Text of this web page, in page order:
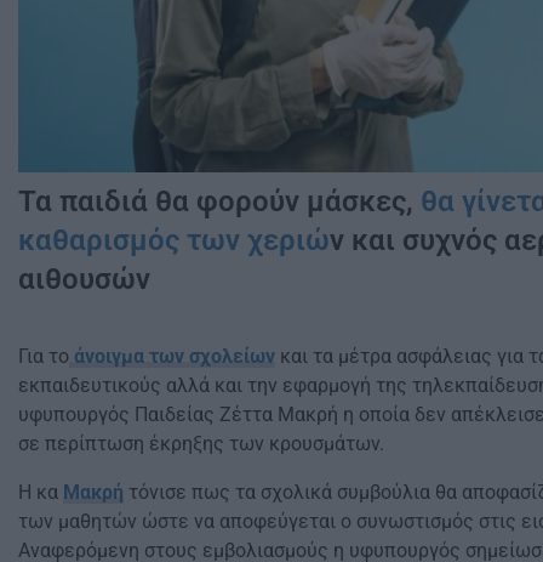
Τα παιδιά θα φορούν μάσκες, θα
καθαρισμός των χεριών και συχνός
αιθουσών
Για το άνοιγμα των σχολείων και τα μέτρα ασφάλειας για
εκπαιδευτικούς αλλά και την εφαρμογή της
υφυπουργός Παιδείας Ζέττα Μακρή η οποία δεν
σε περίπτωση έκρηξης των κρουσμάτων.
Η κα Μακρή τόνισε πως τα σχολικά συμβούλια θα
των μαθητών ώστε να αποφεύγεται ο συνωστισμός στις
Αναφερόμενη στους εμβολιασμούς η υφυπουργός